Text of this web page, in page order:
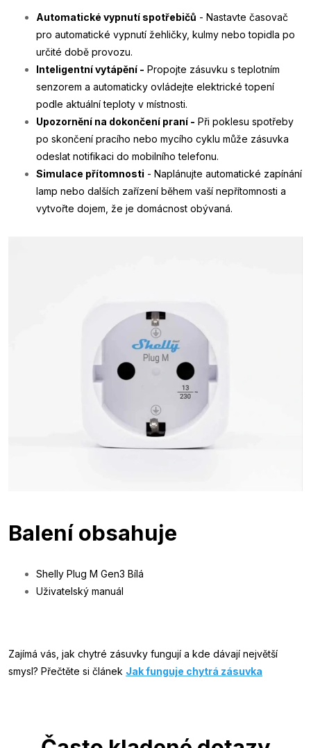
Automatické vypnutí spotřebičů - Nastavte časovač
pro automatické vypnutí žehličky, kulmy nebo topidla po
určité době provozu.
Inteligentní vytápění - Propojte zásuvku s teplotním
senzorem a automaticky ovládejte elektrické topení
podle aktuální teploty v místnosti.
Upozornění na dokončení praní - Při poklesu spotřeby
po skončení pracího nebo mycího cyklu může zásuvka
odeslat notifikaci do mobilního telefonu.
Simulace přítomnosti - Naplánujte automatické zapínání
lamp nebo dalších zařízení během vaší nepřítomnosti a
vytvořte dojem, že je domácnost obývaná.
Balení obsahuje
Shelly Plug M Gen3 Bílá
Uživatelský manuál
Zajímá vás, jak chytré zásuvky fungují a kde dávají největší
smysl? Přečtěte si článek Jak funguje chytrá zásuvka